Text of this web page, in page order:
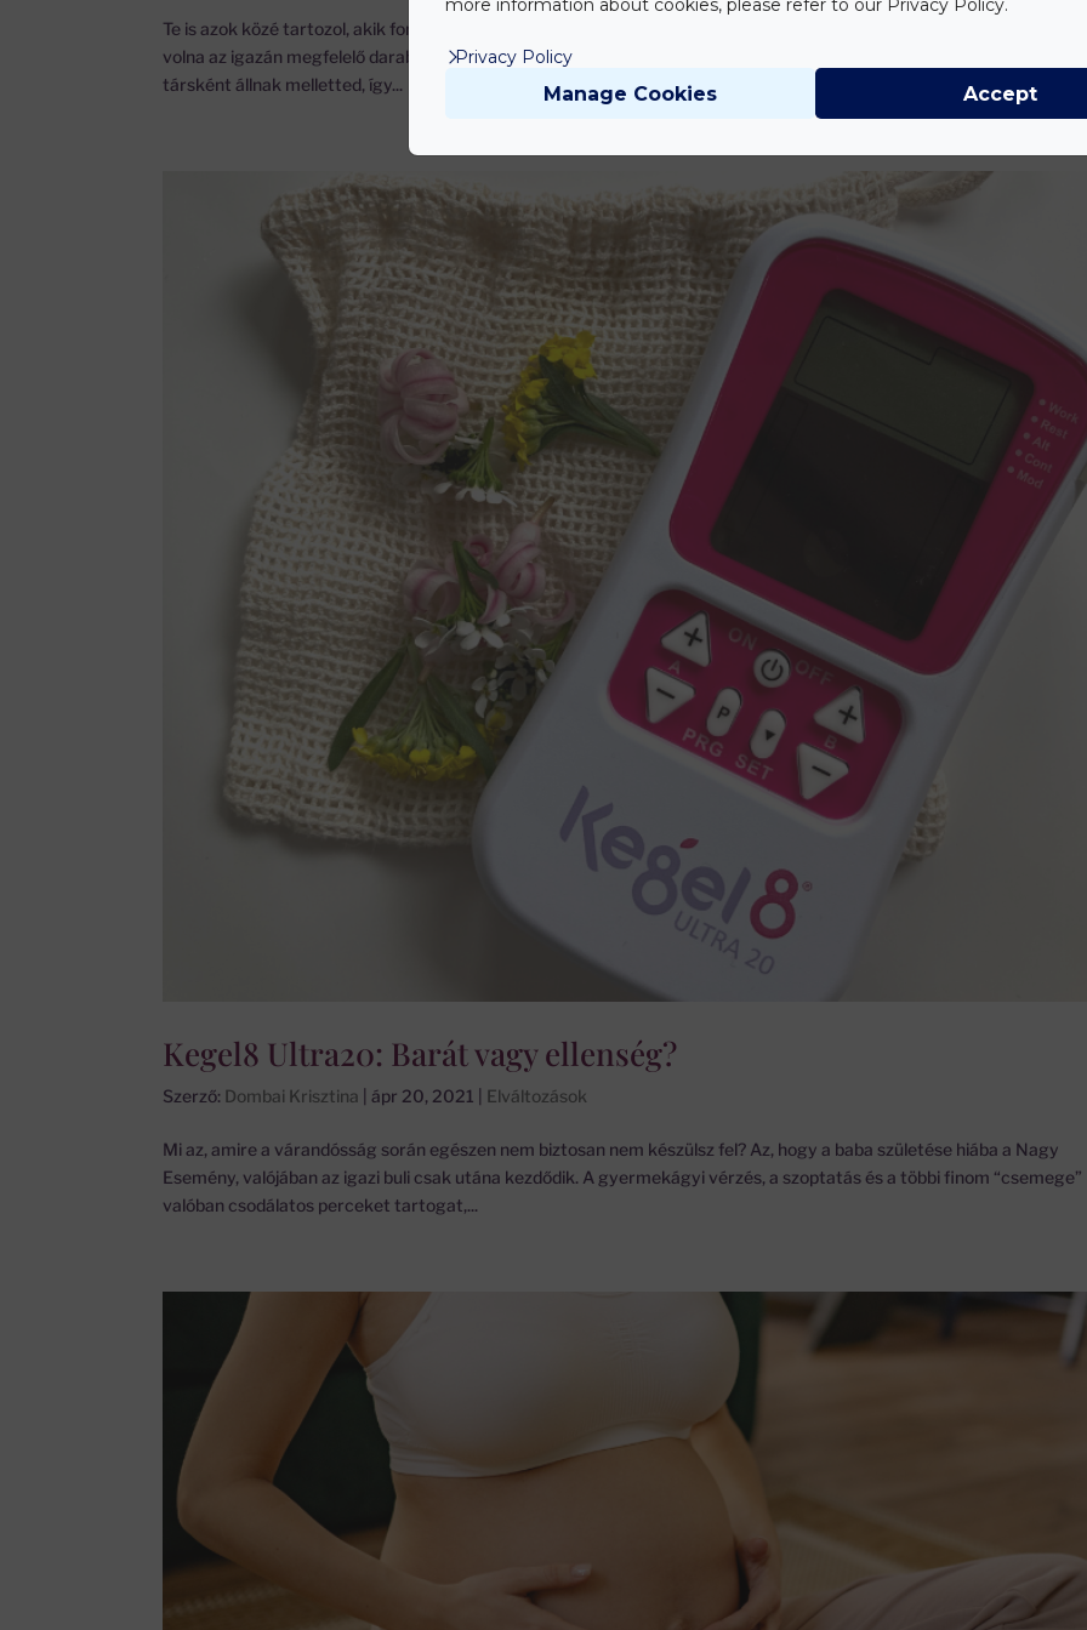
Te is azok közé tartozol, akik fontolgatják, hogy otthoni elektrostimulációs eszközt szereznek be, de nem tudod,
volna az igazán megfelelő darab számodra? Ne aggódj, segítünk! Ezek az intim edzőpartnerek valóban hosszú évekig
társként állnak melletted, így...
Kegel8 Ultra20: Barát vagy ellenség?
Szerző: Dombai Krisztina |ápr 20, 2021 Elváltozások
Mi az, amire a várandósság során egészen nem biztosan nem készülsz fel? Az, hogy a baba születése hiába a Nagy
Esemény, valójában az igazi buli csak utána kezdődik. A gyermekágyi vérzés, a szoptatás és a többi finom “csemege”
valóban csodálatos perceket tartogat,...
more information about cookies, please refer to our Privacy Policy.
Privacy Policy
Manage Cookies Accept